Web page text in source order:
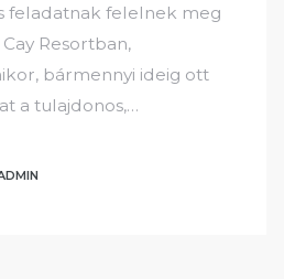
feladatnak felelnek meg
Resortban,
bármennyi ideig ott
a tulajdonos,…